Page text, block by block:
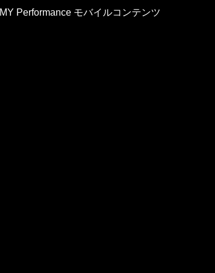
MY Performance モバイルコンテンツ